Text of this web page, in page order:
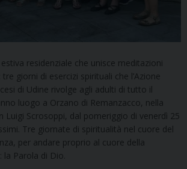
residenziale che unisce meditazioni
giorni di esercizi spirituali che l’Azione
di Udine rivolge agli adulti di tutto il
luogo a Orzano di Remanzacco, nella
Luigi Scrosoppi, dal pomeriggio di venerdì 25
Tre giornate di spiritualità nel cuore del
per andare proprio al cuore della
la Parola di Dio.